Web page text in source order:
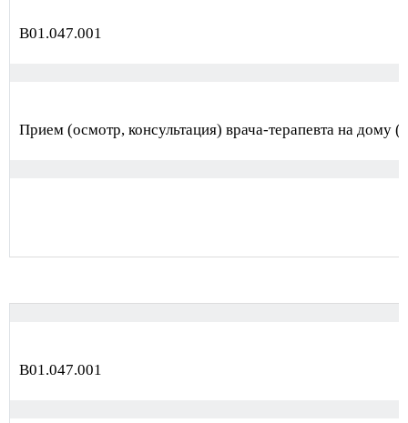
В01.047.001
Прием (осмотр, консультация) врача-терапевта на дому
В01.047.001